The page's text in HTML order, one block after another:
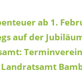
ab 1.
auf der
Landratsamt